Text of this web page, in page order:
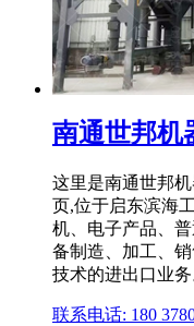
南通世邦机
这里是南通世邦
页,位于启东滨海
机、电子产品、
备制造、加工、
技术的进出口业务
联系电话: 180